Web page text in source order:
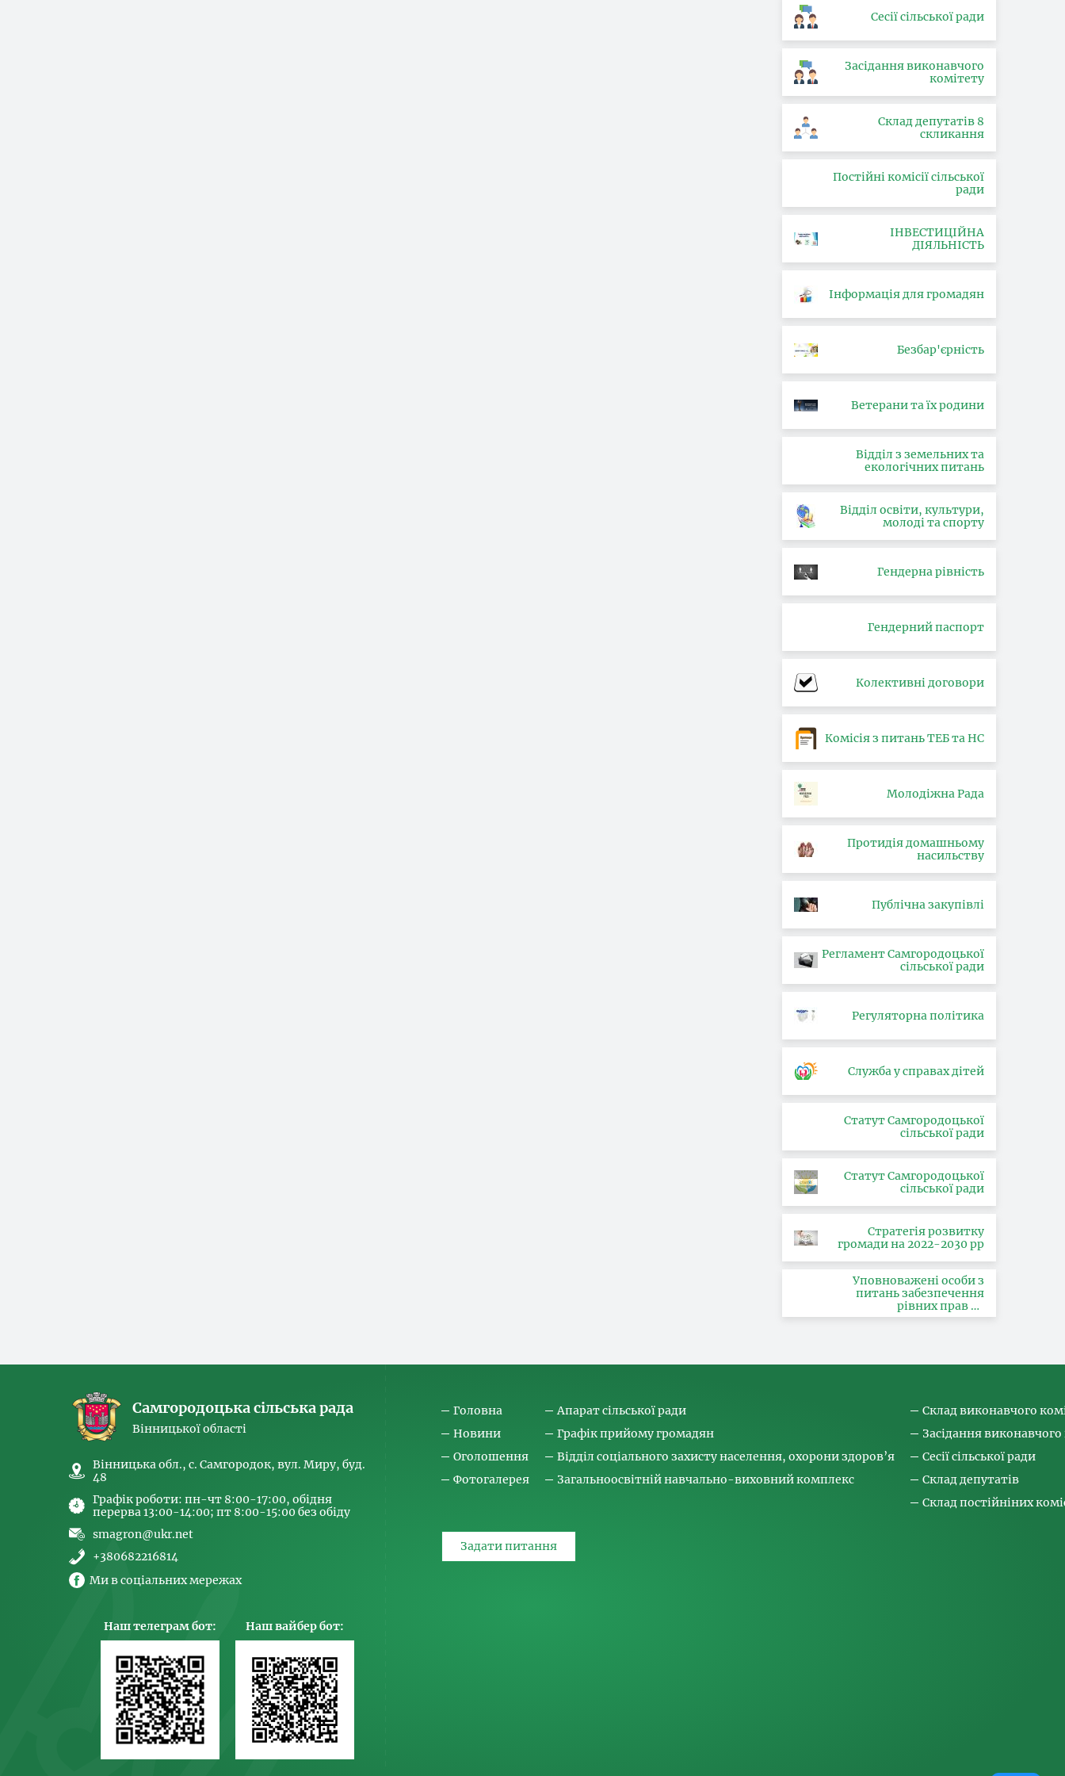
Сесії сільської ради
Засідання виконавчого
комітету
Склад депутатів 8
скликання
Постійні комісії сільської
ради
ІНВЕСТИЦІЙНА
ДІЯЛЬНІСТЬ
Інформація для громадян
Безбар'єрність
Ветерани та їх родини
Відділ з земельних та
екологічних питань
Відділ освіти, культури,
молоді та спорту
Гендерна рівність
Гендерний паспорт
Колективні договори
Комісія з питань ТЕБ та НС
Молодіжна Рада
Протидія домашньому
насильству
Публічна закупівлі
Регламент Самгородоцької
сільської ради
Регуляторна політика
Служба у справах дітей
Статут Самгородоцької
сільської ради
Статут Самгородоцької
сільської ради
Стратегія розвитку
громади на 2022-2030 рр
Уповноважені особи з
питань забезпечення
рівних прав та
можливостей жінок і
здійснення заходів,
людьми та координатора
Самгородоцька сільська рада
Вінницької області
Вінницька обл., с. Самгородок, вул. Миру, буд.
48
Графік роботи: пн-чт 8:00-17:00, обідня
перерва 13:00-14:00; пт 8:00-15:00 без обіду
smagron@ukr.net
+380682216814
Ми в соціальних мережах
Наш телеграм бот: Наш вайбер бот:
Головна
Новини
Оголошення
Фотогалерея
Апарат сільської ради
Графік прийому громадян
Відділ соціального захисту населення, охорони здоров’я
Загальноосвітній навчально-виховний комплекс
Склад виконавчого
Засідання
Сесії сільської ради
Склад депутатів
Склад постійніних
Задати питання